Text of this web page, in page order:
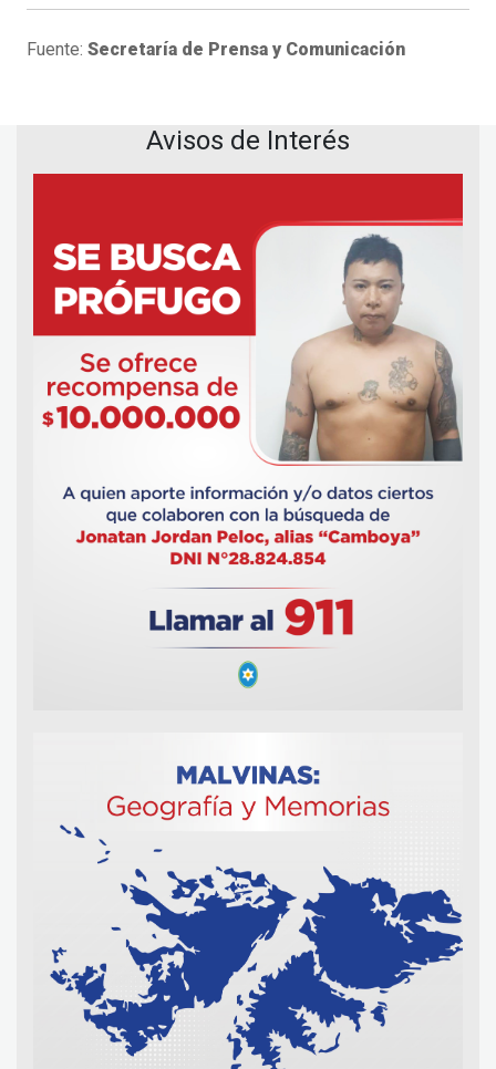
Fuente: Secretaría de Prensa y Comunicación
Avisos de Interés